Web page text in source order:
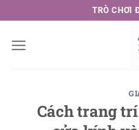
to
content
TRÒ CHƠI
Cách trang